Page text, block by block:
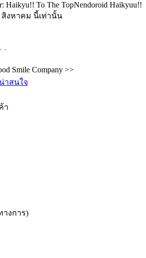
Haikyu!! To The TopNendoroid Haikyuu!!
สิงหาคม นี้เท่านั้น
Smile Company >>
าสนใจ
า
างการ)